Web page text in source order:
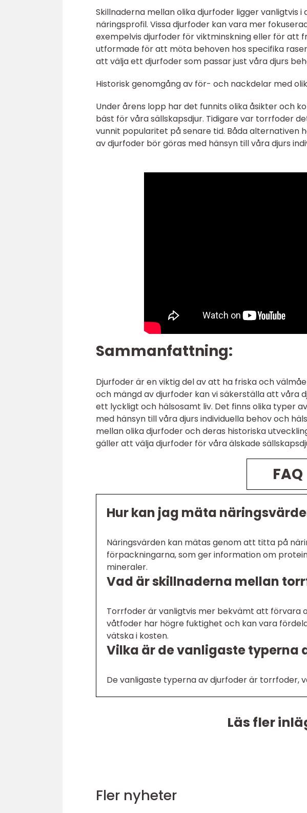
Skillnaderna mellan olika djurfoder ligger vanligtvis
näringsprofil. Vissa djurfoder kan vara mer
exempelvis djurfoder för viktminskning eller för att
utformade för att möta behoven hos specifika
att välja ett djurfoder som passar just våra djurs
Historisk genomgång av för- och nackdelar med
Under årens lopp har det funnits olika åsikter och
bäst för våra sällskapsdjur. Tidigare var torrfoder
vunnit popularitet på senare tid. Båda alternativen
av djurfoder bör göras med hänsyn till våra djurs
Sammanfattning:
Djurfoder är en viktig del av att ha friska och
och mängd av djurfoder kan vi säkerställa att våra
ett lyckligt och hälsosamt liv. Det finns olika typer
med hänsyn till våra djurs individuella behov och
mellan olika djurfoder och deras historiska
gäller att välja djurfoder för våra älskade
FAQ
Hur kan jag mäta
Näringsvärden kan mätas genom att titta på
förpackningarna, som ger information om
mineraler.
Vad är skillnaderna mellan
Torrfoder är vanligtvis mer bekvämt att förvara
våtfoder har högre fuktighet och kan vara
vätska i kosten.
Vilka är de vanligaste typerna
De vanligaste typerna av djurfoder är torrfoder,
Läs fler
Fler nyheter